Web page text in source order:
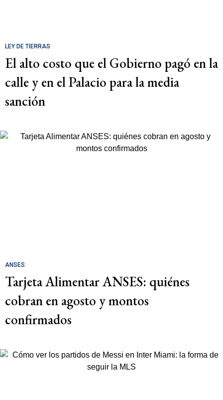
LEY DE TIERRAS
El alto costo que el Gobierno pagó en la
calle y en el Palacio para la media
sanción
ANSES
Tarjeta Alimentar ANSES: quiénes
cobran en agosto y montos
confirmados